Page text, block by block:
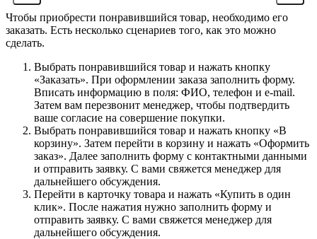
Чтобы приобрести понравившийся товар, необходимо его
заказать. Есть несколько сценариев того, как это можно
сделать.
Выбрать понравившийся товар и нажать кнопку
«Заказать». При оформлении заказа заполнить форму.
Вписать информацию в поля: ФИО, телефон и e-mail.
Затем вам перезвонит менеджер, чтобы подтвердить
ваше согласие на совершение покупки.
Выбрать понравившийся товар и нажать кнопку «В
корзину». Затем перейти в корзину и нажать «Оформить
заказ». Далее заполнить форму с контактными данными
и отправить заявку. С вами свяжется менеджер для
дальнейшего обсуждения.
Перейти в карточку товара и нажать «Купить в один
клик». После нажатия нужно заполнить форму и
отправить заявку. С вами свяжется менеджер для
дальнейшего обсуждения.